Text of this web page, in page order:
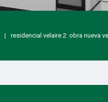
residencial velaire 2: obra nueva